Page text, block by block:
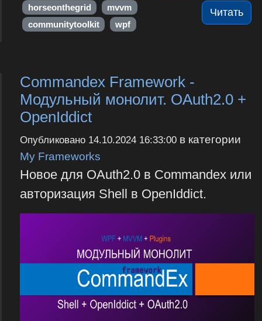
Читать
horseonthegrid
mvvm
communitytoolkit
wpf
Commandex Framework -
Модульный монолит. OAuth2.0 +
OpenIddict
Опубликовано 14.10.2024 16:33:00в категории
My Frameworks
Новое для OAuth2.0 в Commandex или
авторизация Shell в OpenIddict.